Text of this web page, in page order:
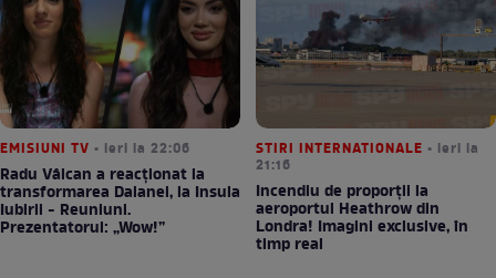
EMISIUNI TV • ieri la 22:06
Radu Vâlcan a reacționat la
transformarea Daianei, la Insula
Iubirii - Reuniuni.
Prezentatorul: „Wow!”
STIRI INTERNATIONALE • ieri la
21:16
Incendiu de proporții la
aeroportul Heathrow din
Londra! Imagini exclusive, în
timp real